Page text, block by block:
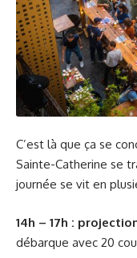
C’est là que ça se
Sainte-Catherine se
journée se vit en
14h – 17h :
débarque avec 20